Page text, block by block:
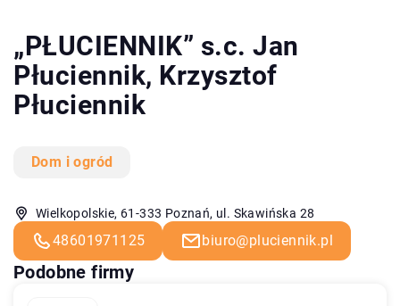
„PŁUCIENNIK” s.c. Jan
Płuciennik, Krzysztof
Płuciennik
Dom i ogród
Wielkopolskie, 61-333 Poznań, ul. Skawińska 28
48601971125 biuro@pluciennik.pl
Podobne firmy